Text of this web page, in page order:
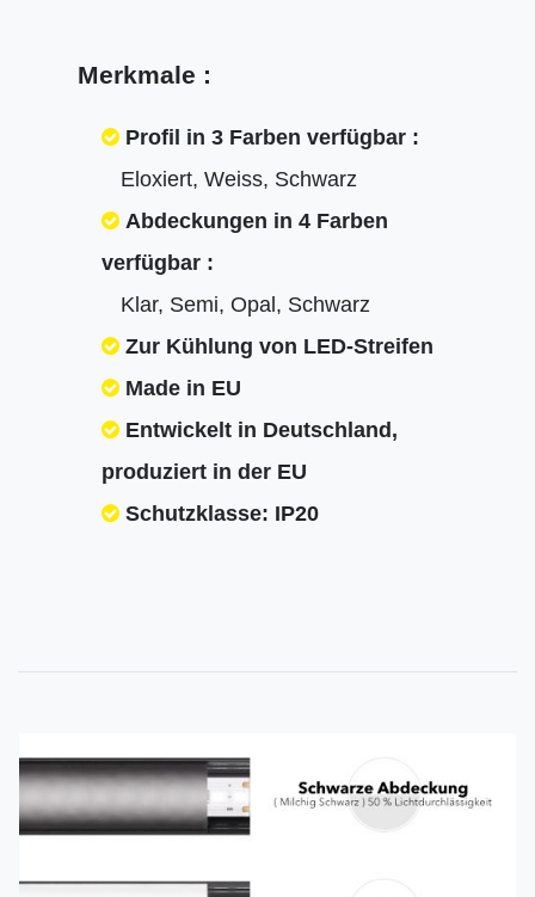
Merkmale :
Profil in 3 Farben verfügbar :
Eloxiert, Weiss, Schwarz
Abdeckungen in 4 Farben
verfügbar :
Klar, Semi, Opal, Schwarz
Zur Kühlung von LED-Streifen
Made in EU
Entwickelt in Deutschland,
produziert in der EU
Schutzklasse: IP20